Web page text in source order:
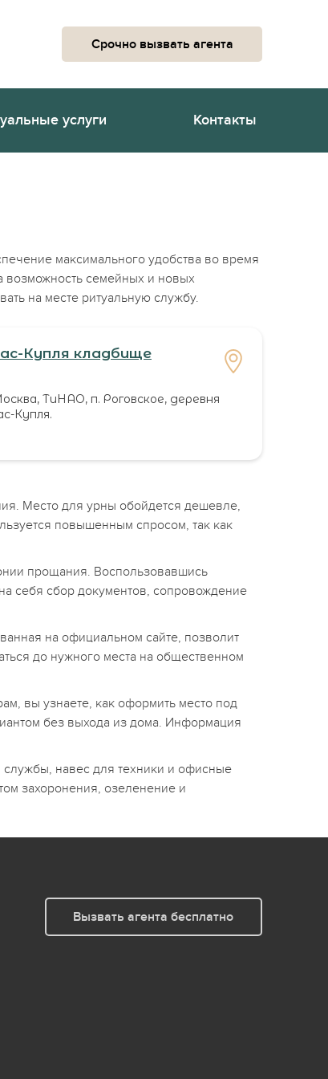
Срочно вызвать агента
услуги Контакты
максимального удобства во время
возможность семейных и новых
на месте ритуальную службу.
Купля кладбище
ТиНАО, п. Роговское, деревня
Купля.
Место для урны обойдется дешевле,
повышенным спросом, так как
прощания. Воспользовавшись
себя сбор документов, сопровождение
на официальном сайте, позволит
до нужного места на общественном
вы узнаете, как оформить место под
без выхода из дома. Информация
службы, навес для техники и офисные
захоронения, озеленение и
Вызвать агента бесплатно